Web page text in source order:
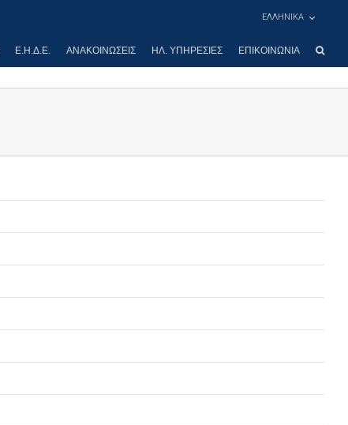
ΕΛΛΗΝΙΚΑ
Ε.Η.Δ.Ε. ΑΝΑΚΟΙΝΏΣΕΙΣ ΗΛ. ΥΠΗΡΕΣΊΕΣ ΕΠΙΚΟΙΝΩΝΊΑ